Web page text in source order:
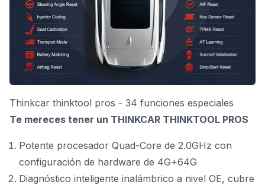
Thinkcar thinktool pros - 34 funciones especiales
Te mereces tener un THINKCAR THINKTOOL PROS
Potente procesador Quad-Core de 2.0GHz con
configuración de hardware de 4G+64G
Diagnóstico inteligente inalámbrico a nivel OE, cubre